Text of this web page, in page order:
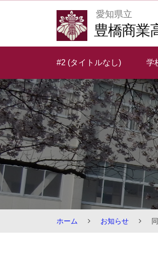
愛知県立
豊橋商業
#2 (タイトルなし) 学
ホーム お知らせ